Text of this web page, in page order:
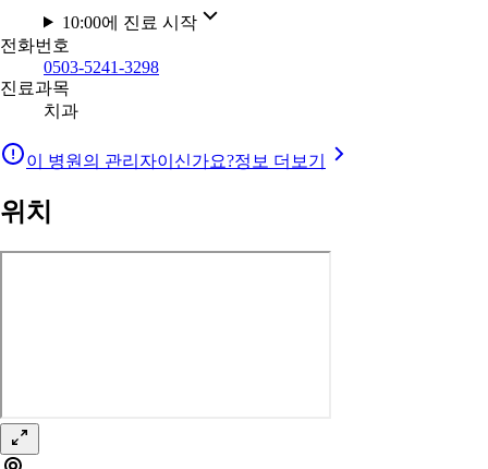
10:00에 진료 시작
전화번호
0503-5241-3298
진료과목
치과
이 병원의 관리자이신가요?정보 더보기
위치